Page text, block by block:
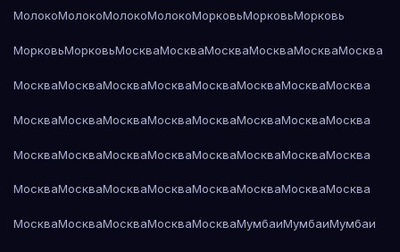
МолокоМолокоМолокоМолокоМорковьМорковьМорковь
МорковьМорковьМоскваМоскваМоскваМоскваМоскваМосква
МоскваМоскваМоскваМоскваМоскваМоскваМоскваМосква
МоскваМоскваМоскваМоскваМоскваМоскваМоскваМосква
МоскваМоскваМоскваМоскваМоскваМоскваМоскваМосква
МоскваМоскваМоскваМоскваМоскваМоскваМоскваМосква
МоскваМоскваМоскваМоскваМоскваМумбаиМумбаиМумбаи